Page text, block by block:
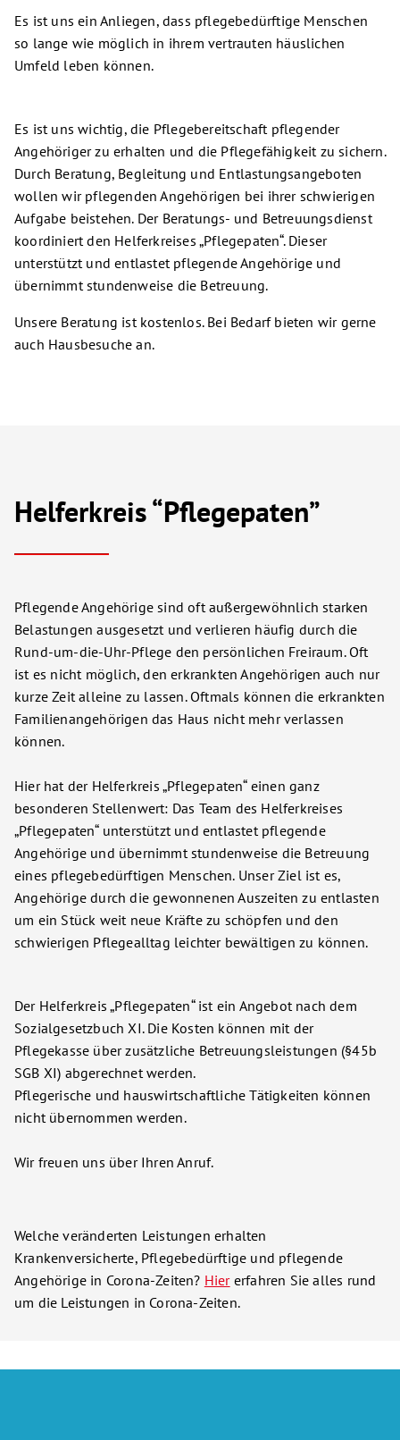
Es ist uns ein Anliegen, dass pflegebedürftige Menschen
so lange wie möglich in ihrem vertrauten häuslichen
Umfeld leben können.
Es ist uns wichtig, die Pflegebereitschaft pflegender
Angehöriger zu erhalten und die Pflegefähigkeit zu sichern.
Durch Beratung, Begleitung und Entlastungsangeboten
wollen wir pflegenden Angehörigen bei ihrer schwierigen
Aufgabe beistehen. Der Beratungs- und Betreuungsdienst
koordiniert den Helferkreises „Pflegepaten“. Dieser
unterstützt und entlastet pflegende Angehörige und
übernimmt stundenweise die Betreuung.
Unsere Beratung ist kostenlos. Bei Bedarf bieten wir gerne
auch Hausbesuche an.
Helferkreis “Pflegepaten”
Pflegende Angehörige sind oft außergewöhnlich starken
Belastungen ausgesetzt und verlieren häufig durch die
Rund-um-die-Uhr-Pflege den persönlichen Freiraum. Oft
ist es nicht möglich, den erkrankten Angehörigen auch nur
kurze Zeit alleine zu lassen. Oftmals können die erkrankten
Familienangehörigen das Haus nicht mehr verlassen
können.
Hier hat der Helferkreis „Pflegepaten“ einen ganz
besonderen Stellenwert: Das Team des Helferkreises
„Pflegepaten“ unterstützt und entlastet pflegende
Angehörige und übernimmt stundenweise die Betreuung
eines pflegebedürftigen Menschen. Unser Ziel ist es,
Angehörige durch die gewonnenen Auszeiten zu entlasten
um ein Stück weit neue Kräfte zu schöpfen und den
schwierigen Pflegealltag leichter bewältigen zu können.
Der Helferkreis „Pflegepaten“ ist ein Angebot nach dem
Sozialgesetzbuch XI. Die Kosten können mit der
Pflegekasse über zusätzliche Betreuungsleistungen (§45b
SGB XI) abgerechnet werden.
Pflegerische und hauswirtschaftliche Tätigkeiten können
nicht übernommen werden.
Wir freuen uns über Ihren Anruf.
Welche veränderten Leistungen erhalten
Krankenversicherte, Pflegebedürftige und pflegende
Angehörige in Corona-Zeiten? Hier erfahren Sie alles rund
um die Leistungen in Corona-Zeiten.